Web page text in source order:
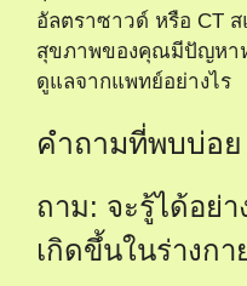
อัลตราซาวด์ หรือ CT
สุขภาพของคุณมีปัญหา
ดูแลจากแพทย์อย่างไร
คำถามที่พบบ่อย
ถาม: จะรู้ได้อย่า
เกิดขึ้นในร่างก